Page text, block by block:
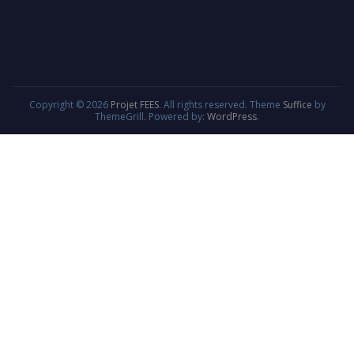
Copyright © 2026 Projet FEES. All rights reserved. Theme Suffice by
ThemeGrill. Powered by: WordPress.